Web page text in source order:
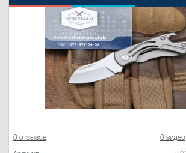
0 отзывов 0 видео